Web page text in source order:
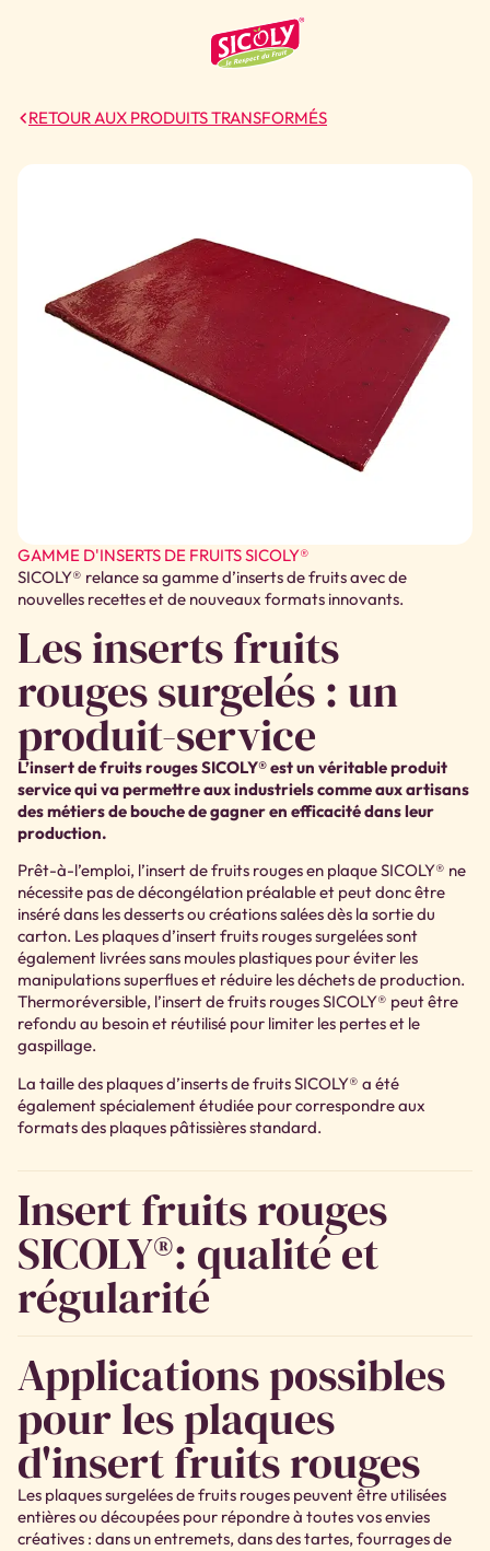
RETOUR AUX PRODUITS TRANSFORMÉS
GAMME D'INSERTS DE FRUITS SICOLY®
SICOLY® relance sa gamme d’inserts de fruits avec de
nouvelles recettes et de nouveaux formats innovants.
Les inserts fruits
rouges surgelés : un
produit-service
L’insert de fruits rouges SICOLY® est un véritable produit
service qui va permettre aux industriels comme aux artisans
des métiers de bouche de gagner en efficacité dans leur
production.
Prêt-à-l’emploi, l’insert de fruits rouges en plaque SICOLY® ne
nécessite pas de décongélation préalable et peut donc être
inséré dans les desserts ou créations salées dès la sortie du
carton. Les plaques d’insert fruits rouges surgelées sont
également livrées sans moules plastiques pour éviter les
manipulations superflues et réduire les déchets de production.
Thermoréversible, l’insert de fruits rouges SICOLY® peut être
refondu au besoin et réutilisé pour limiter les pertes et le
gaspillage.
La taille des plaques d’inserts de fruits SICOLY® a été
également spécialement étudiée pour correspondre aux
formats des plaques pâtissières standard.
Insert fruits rouges
SICOLY®: qualité et
régularité
Applications possibles
pour les plaques
d'insert fruits rouges
Les plaques surgelées de fruits rouges peuvent être utilisées
entières ou découpées pour répondre à toutes vos envies
créatives : dans un entremets, dans des tartes, fourrages de